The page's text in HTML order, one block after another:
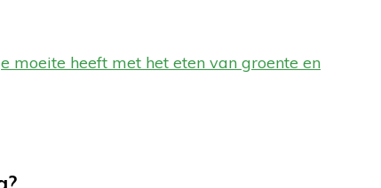
moeite heeft met het eten van groente en